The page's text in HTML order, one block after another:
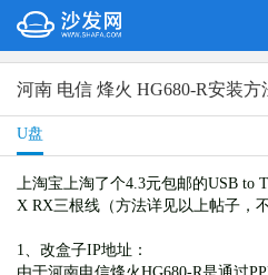
河南 电信 烽火 HG680-R安装方
U盘
上淘宝上淘了个4.3元包邮的USB to
X RX三根线（方法详见以上帖子，
1、改盒子IP地址：